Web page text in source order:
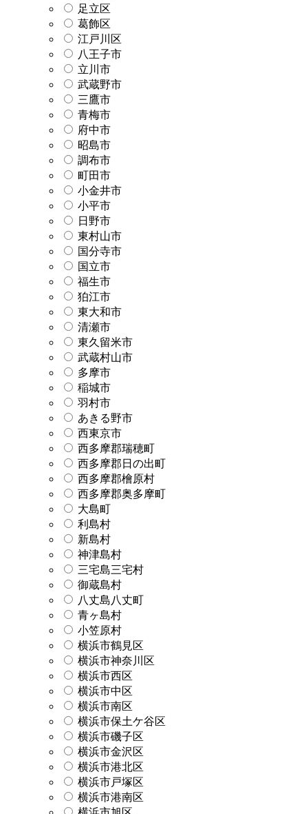
足立区
葛飾区
江戸川区
八王子市
立川市
武蔵野市
三鷹市
青梅市
府中市
昭島市
調布市
町田市
小金井市
小平市
日野市
東村山市
国分寺市
国立市
福生市
狛江市
東大和市
清瀬市
東久留米市
武蔵村山市
多摩市
稲城市
羽村市
あきる野市
西東京市
西多摩郡瑞穂町
西多摩郡日の出町
西多摩郡檜原村
西多摩郡奥多摩町
大島町
利島村
新島村
神津島村
三宅島三宅村
御蔵島村
八丈島八丈町
青ヶ島村
小笠原村
横浜市鶴見区
横浜市神奈川区
横浜市西区
横浜市中区
横浜市南区
横浜市保土ケ谷区
横浜市磯子区
横浜市金沢区
横浜市港北区
横浜市戸塚区
横浜市港南区